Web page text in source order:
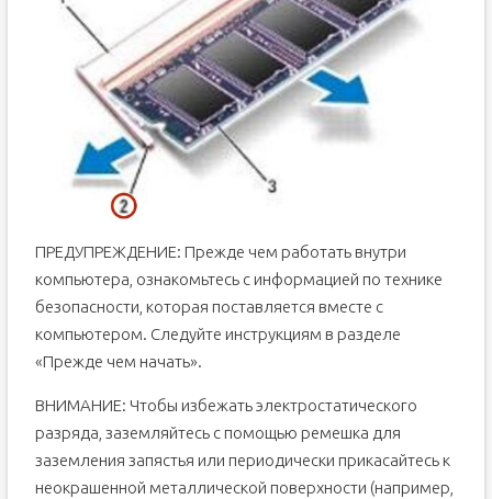
ПРЕДУПРЕЖДЕНИЕ: Прежде чем работать внутри
компьютера, ознакомьтесь с информацией по технике
безопасности, которая поставляется вместе с
компьютером. Следуйте инструкциям в разделе
«Прежде чем начать».
ВНИМАНИЕ: Чтобы избежать электростатического
разряда, заземляйтесь с помощью ремешка для
заземления запястья или периодически прикасайтесь к
неокрашенной металлической поверхности (например,